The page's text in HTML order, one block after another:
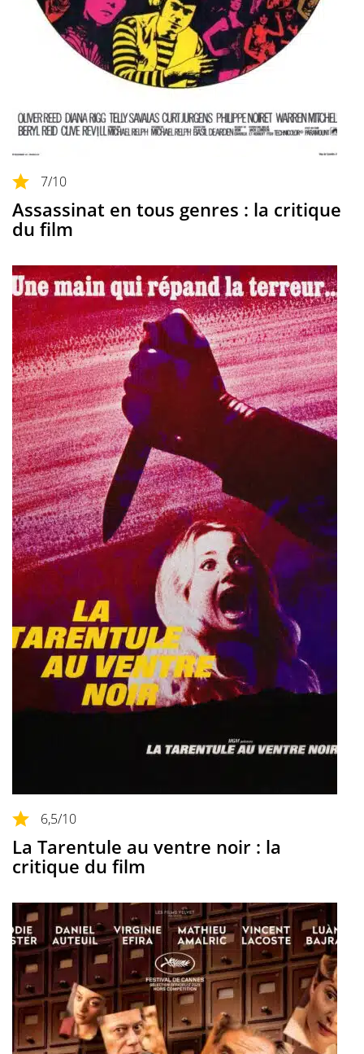
7/10
Assassinat en tous genres : la critique
du film
6,5/10
La Tarentule au ventre noir : la
critique du film